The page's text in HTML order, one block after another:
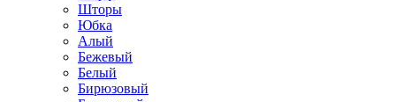
Шторы
Юбка
Алый
Бежевый
Белый
Бирюзовый